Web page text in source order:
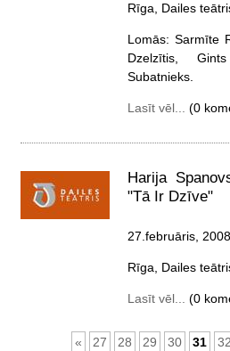
Rīga, Dailes
Lomās: Sarmīte
Dzelzītis,
Subatnieks.
Lasīt vēl... (0
Harija
"Tā Ir Dzīve"
27.februāris,
Rīga, Dailes
Lasīt vēl... (0
« 27 28 29 30 31 32